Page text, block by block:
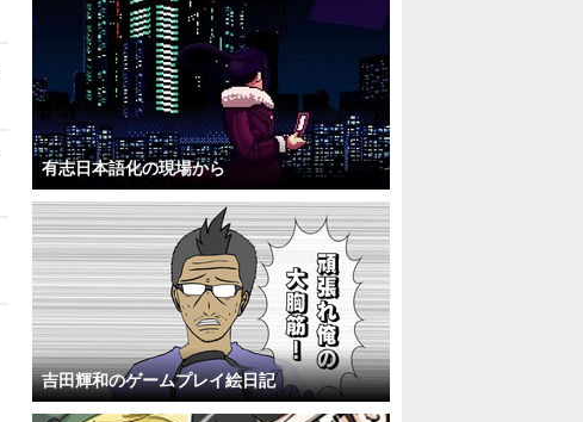
有志日本語化の現場から
吉田輝和のゲームプレイ絵日記